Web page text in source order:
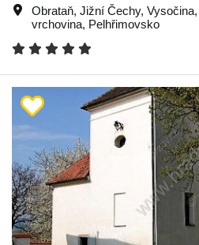
Obrataň, Jižní Čechy, Vysočina,
vrchovina, Pelhřimovsko